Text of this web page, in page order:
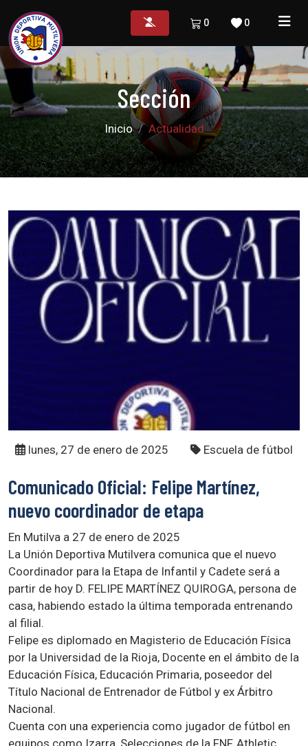
0
0
Sección
Inicio Actualidad
lunes, 27 de enero de 2025 Escuela de fútbol
Comunicado Oficial: Felipe Martínez,
nuevo coordinador de etapa
En Mutilva a 27 de enero de 2025
La Unión Deportiva Mutilvera comunica que el nuevo
Coordinador para la Etapa de Infantil y Cadete será a
partir de hoy D. FELIPE MARTÍNEZ QUIROGA, persona de
casa, habiendo estado la última temporada entrenando
al filial.
Felipe es diplomado en Magisterio de Educación Física
por la Universidad de la Rioja, Docente en el ámbito de la
Educación Física, Educación Primaria, poseedor del
Título Nacional de Entrenador de Fútbol y ex Árbitro
Nacional.
Cuenta con una experiencia como jugador de fútbol en
equipos como Izarra, Selecciones de la FNF, Athletic